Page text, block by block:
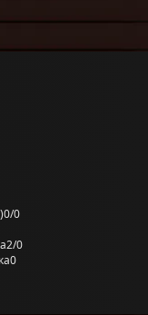
0/0
2/0
0